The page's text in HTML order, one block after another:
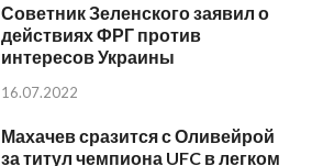
Советник Зеленского заявил о
действиях ФРГ против
интересов Украины
16.07.2022
Махачев сразится с Оливейрой
за титул чемпиона UFC в легком